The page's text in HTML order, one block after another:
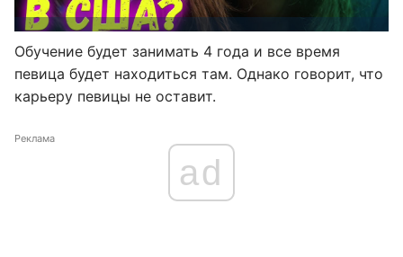
Обучение будет занимать 4 года и все время
певица будет находиться там. Однако говорит, что
карьеру певицы не оставит.
Реклама
ad